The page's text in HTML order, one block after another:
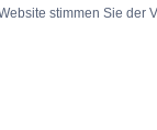
stimmen Sie der